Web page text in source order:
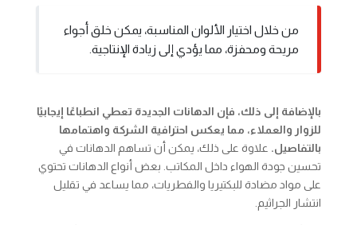
من خلال اختيار الألوان المناسبة، يمكن خلق أجواء
مريحة ومحفزة، مما يؤدي إلى زيادة الإنتاجية.
بالإضافة إلى ذلك، فإن الدهانات الجديدة تعطي انطباعًا إيجابيًا
للزوار والعملاء، مما يعكس احترافية الشركة واهتمامها
بالتفاصيل. علاوة على ذلك، يمكن أن تساهم الدهانات في
تحسين جودة الهواء داخل المكاتب. بعض أنواع الدهانات تحتوي
على مواد مضادة للبكتيريا والفطريات، مما يساعد في تقليل
انتشار الجراثيم.